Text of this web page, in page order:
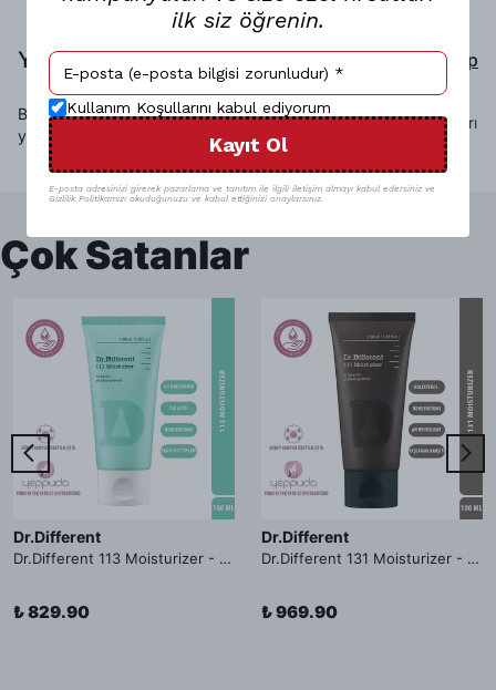
Yorumlar Yorum Yap
Bu ürün için henüz yorum
yapılmamış.
Sadece görsel olan yorumları
göster
Çok Satanlar
Dr.Different
Dr.Different 113 Moisturizer - Yağlı ve Hassas Cilt Tipleri İçin Yağ Asidi İçerikli Nemlendirici Krem
₺ 829.90
Dr.Different
Dr.Different 131 Moisturizer - Yaşlanma ve Kırışıklık Karşıtı Kolesterol İçerikli Nemlendirici Krem
₺ 969.90
ilk siz öğrenin.
Kullanım Koşullarını kabul ediyorum
Kayıt Ol
E-posta adresinizi girerek pazarlama ve tanıtım ile ilgili iletişim almayı kabul edersiniz ve
Gizlilik Politikamızı okuduğunuzu ve kabul ettiğinizi onaylarsınız.